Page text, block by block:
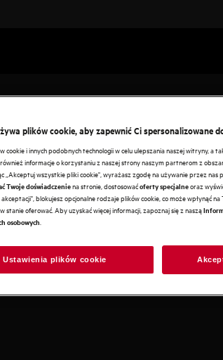
Ci pracę, a także pomogą
plików cookie, aby zapewnić Ci spersonalizowane
cookie i innych podobnych technologii w celu ulepszania naszej witryny, a
informacje o korzystaniu z naszej strony naszym partnerom z
„Akceptuj wszystkie pliki cookie", wyrażasz zgodę na używanie przez nas
Twoje doświadczeniena stronie, dostosowaćoferty specjalneoraz
akceptacji", blokujesz opcjonalne rodzaje plików cookie, co może wpłynąć
stanie oferować. Aby uzyskać więcej informacji, zapoznaj się z naszą
osobowych
Ustawienia plików cookie